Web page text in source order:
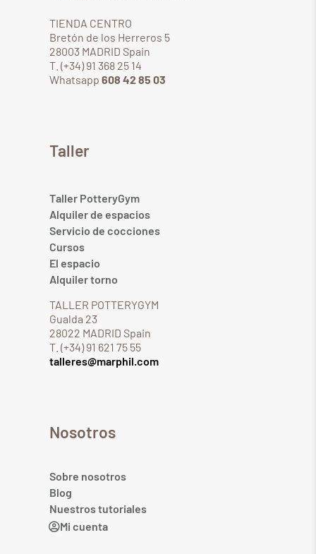
TIENDA CENTRO
Bretón de los Herreros 5
28003 MADRID Spain
T. (+34) 91 368 25 14
Whatsapp 608 42 85 03
Taller
Taller PotteryGym
Alquiler de espacios
Servicio de cocciones
Cursos
El espacio
Alquiler torno
TALLER POTTERYGYM
Gualda 23
28022 MADRID Spain
T. (+34) 91 621 75 55
talleres@marphil.com
Nosotros
Sobre nosotros
Blog
Nuestros tutoriales
Mi cuenta